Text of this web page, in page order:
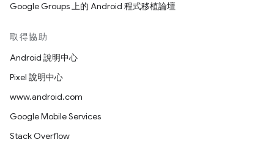
Google Groups 上的 Android 程式移植論壇
取得協助
Android 說明中心
Pixel 說明中心
www.android.com
Google Mobile Services
Stack Overflow